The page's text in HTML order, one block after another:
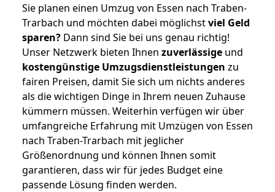
Sie planen einen Umzug von Essen nach Traben-
Trarbach und möchten dabei möglichstviel Geld
sparen? Dann sind Sie bei uns genau richtig!
Unser Netzwerk bieten Ihnen zuverlässige und
kostengünstige Umzugsdienstleistungen zu
fairen Preisen, damit Sie sich um nichts anderes
als die wichtigen Dinge in Ihrem neuen Zuhause
kümmern müssen. Weiterhin verfügen wir über
umfangreiche Erfahrung mit Umzügen von Essen
nach Traben-Trarbach mit jeglicher
Größenordnung und können Ihnen somit
garantieren, dass wir für jedes Budget eine
passende Lösung finden werden.